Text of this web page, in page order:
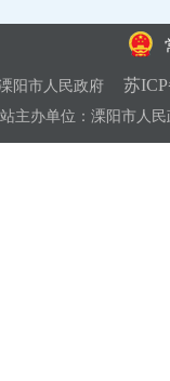
阳市人民政府 苏
主办单位：溧阳市人